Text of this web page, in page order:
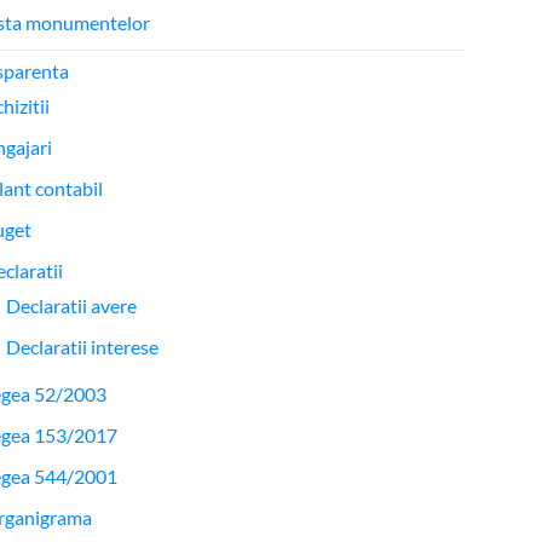
monumentelor
contabil
Declaratii avere
Declaratii interese
52/2003
153/2017
544/2001